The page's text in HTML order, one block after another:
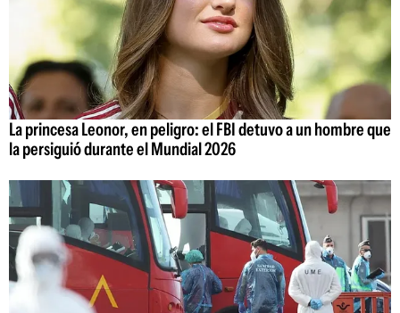
La princesa Leonor, en peligro: el FBI detuvo a un hombre que
la persiguió durante el Mundial 2026